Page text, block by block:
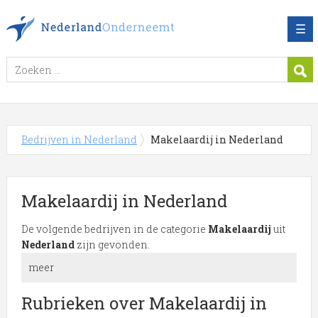
☰
Bedrijven in Nederland Makelaardij in Nederland
Makelaardij in Nederland
De volgende bedrijven in de categorie Makelaardij uit
Nederlandzijn gevonden.
meer
Meer over Makelaardij in
Rubrieken over Makelaardij in